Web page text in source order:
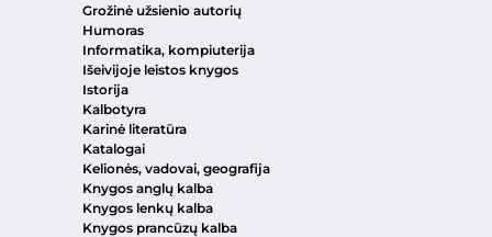
Grožinė užsienio autorių
Humoras
Informatika, kompiuterija
Išeivijoje leistos knygos
Istorija
Kalbotyra
Karinė literatūra
Katalogai
Kelionės, vadovai, geografija
Knygos anglų kalba
Knygos lenkų kalba
Knygos prancūzų kalba